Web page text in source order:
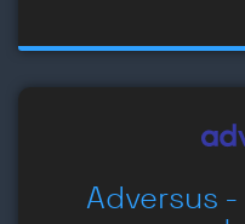
Adversus